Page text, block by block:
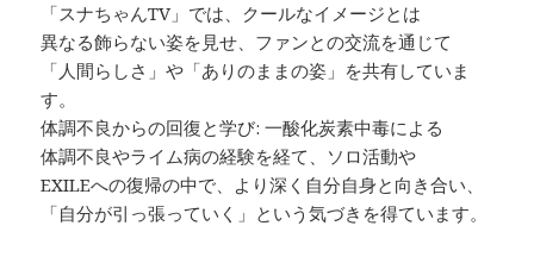
「スナちゃんTV」では、クールなイメージとは
異なる飾らない姿を見せ、ファンとの交流を通じて
「人間らしさ」や「ありのままの姿」を共有していま
す。
体調不良からの回復と学び: 一酸化炭素中毒による
体調不良やライム病の経験を経て、ソロ活動や
EXILEへの復帰の中で、より深く自分自身と向き合い、
「自分が引っ張っていく」という気づきを得ています。